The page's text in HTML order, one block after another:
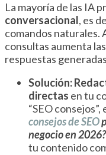
La mayoría de las IA
conversacional, es
comandos naturales.
consultas aumenta
respuestas
Solución:
directas en tu
“SEO consejos”,
consejos de SEO
negocio en 2026?
tu contenido